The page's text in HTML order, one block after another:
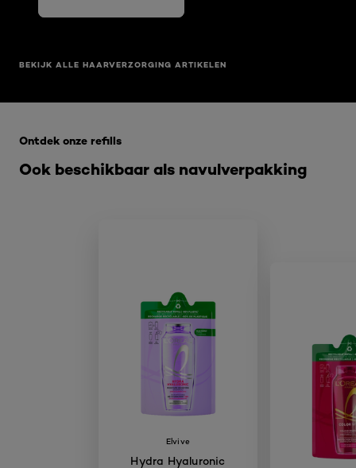
BEKIJK ALLE HAARVERZORGING ARTIKELEN
Ook beschikbaar als navulverpakking​
Ontdek onze refills
Elvive
Hydra Hyaluronic